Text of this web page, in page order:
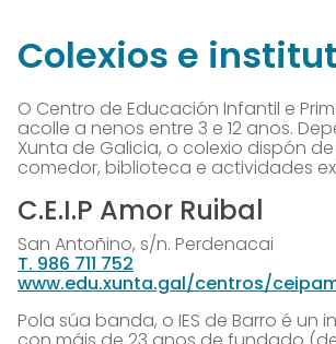
Colexios e
O Centro de Educación Infantil e
acolle a nenos entre 3 e 12 anos.
Xunta de Galicia, o colexio dispón
comedor, biblioteca e actividades
C.E.I.P Amor Ruibal
San Antoñino, s/n. Perdenacai
T. 986 711 752
www.edu.xunta.gal/centros/
Pola súa banda, o IES de Barro é un